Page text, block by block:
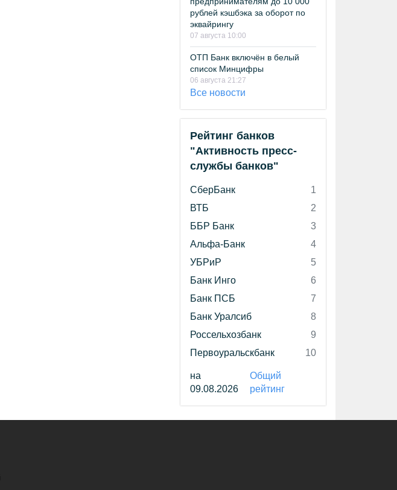
рублей кэшбэка за оборот по
эквайрингу
07 августа 10:00
ОТП Банк включён в белый
список Минцифры
06 августа 21:27
Все новости
Рейтинг банков
"Активность пресс-
службы банков"
СберБанк
1
ВТБ
2
ББР Банк
3
Альфа-Банк
4
УБРиР
5
Банк Инго
6
Банк ПСБ
7
Банк Уралсиб
8
Россельхозбанк
9
Первоуральскбанк
10
на
09.08.2026
Общий
рейтинг